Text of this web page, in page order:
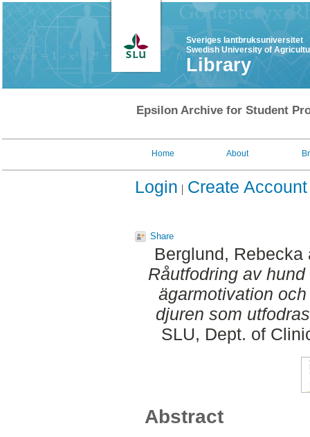
Sveriges lantbruksuniversitet
Swedish University of
Library
Epsilon Archive for Student
Home About
Login Create Account
Share
Berglund, Rebecka
Råutfodring av
ägarmotivation
djuren som
SLU, Dept. of
Abstract